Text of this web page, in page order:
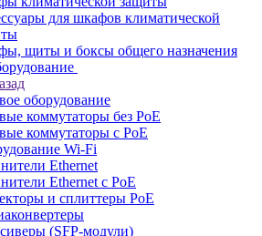
для шкафов климатической
щиты и боксы общего назначения
оборудование
коммутаторы без PoE
коммутаторы с PoE
Wi-Fi
Ethernet
Ethernet с PoE
и сплиттеры PoE
(SFP-модули)